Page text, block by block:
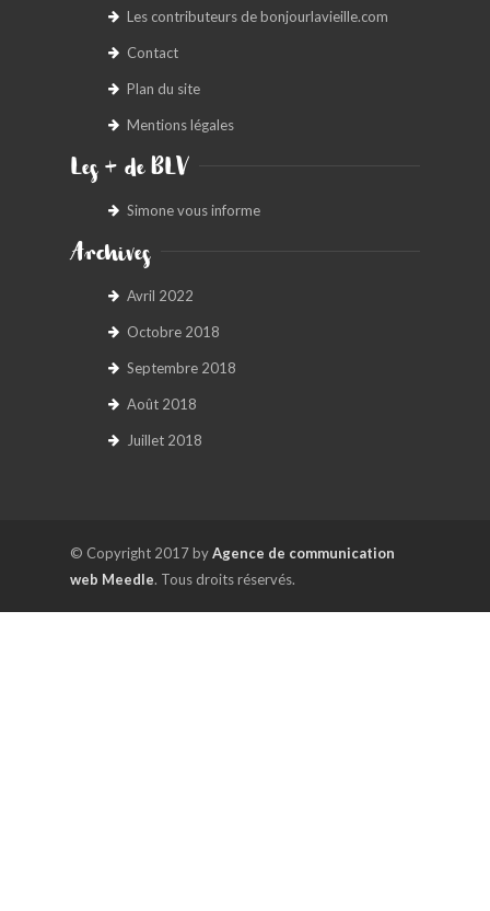
Les contributeurs de bonjourlavieille.com
Contact
Plan du site
Mentions légales
Les + de BLV
Simone vous informe
Archives
Avril 2022
Octobre 2018
Septembre 2018
Août 2018
Juillet 2018
© Copyright 2017 byAgence de communication
web Meedle. Tous droits réservés.